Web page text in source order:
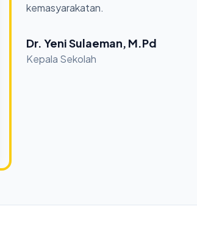
kemasyarakatan.
Dr. Yeni Sulaeman, M.Pd
Kepala Sekolah